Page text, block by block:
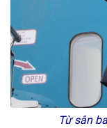
Từ sân